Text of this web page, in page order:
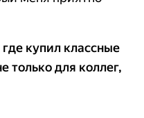
где купил классные
только для коллег,